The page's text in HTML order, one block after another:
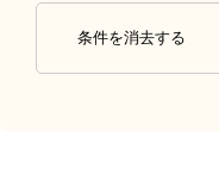
条件を消去する